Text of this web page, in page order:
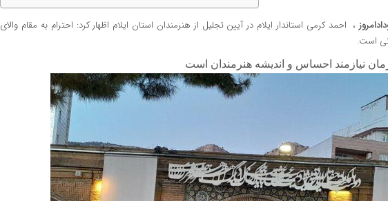
، احمد کرمی استاندار ایلام در آیین تجلیل از هنرمندان استان ایلام اظهار کرد: احترام به مقام والای
است.
نیازمند احساس و اندیشه هنرمندان است